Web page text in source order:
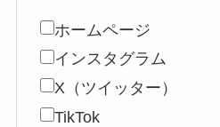
ホームページ
インスタグラム
X（ツイッター）
TikTok